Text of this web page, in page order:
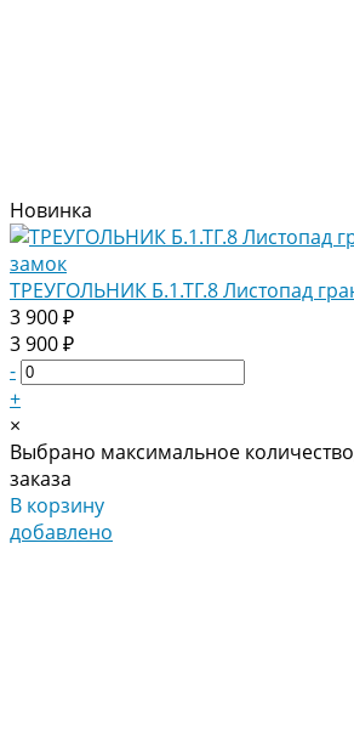
Новинка
ТРЕУГОЛЬНИК Б.1.ТГ.8 Листопад
3 900 ₽
3 900 ₽
-
+
×
Выбрано максимальное
заказа
В корзину
добавлено